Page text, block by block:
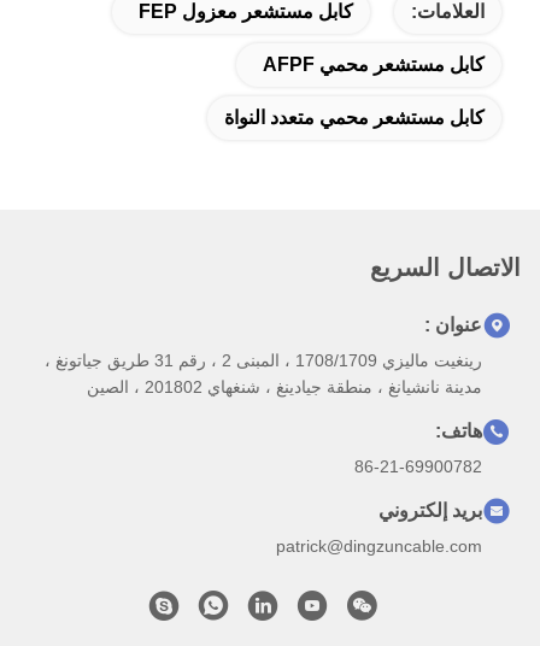
العلامات: كابل مستشعر معزول FEP
كابل مستشعر محمي AFPF
كابل مستشعر محمي متعدد النواة
الاتصال السريع
عنوان :
رينغيت ماليزي 1708/1709 ، المبنى 2 ، رقم 31 طريق جياتونغ ،
مدينة نانشيانغ ، منطقة جيادينغ ، شنغهاي 201802 ، الصين
هاتف:
86-21-69900782
بريد إلكتروني
patrick@dingzuncable.com